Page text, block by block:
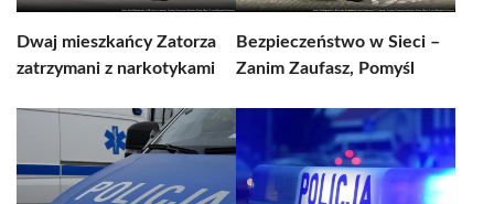
Dwaj mieszkańcy Zatorza
zatrzymani z narkotykami
Bezpieczeństwo w Sieci –
Zanim Zaufasz, Pomyśl